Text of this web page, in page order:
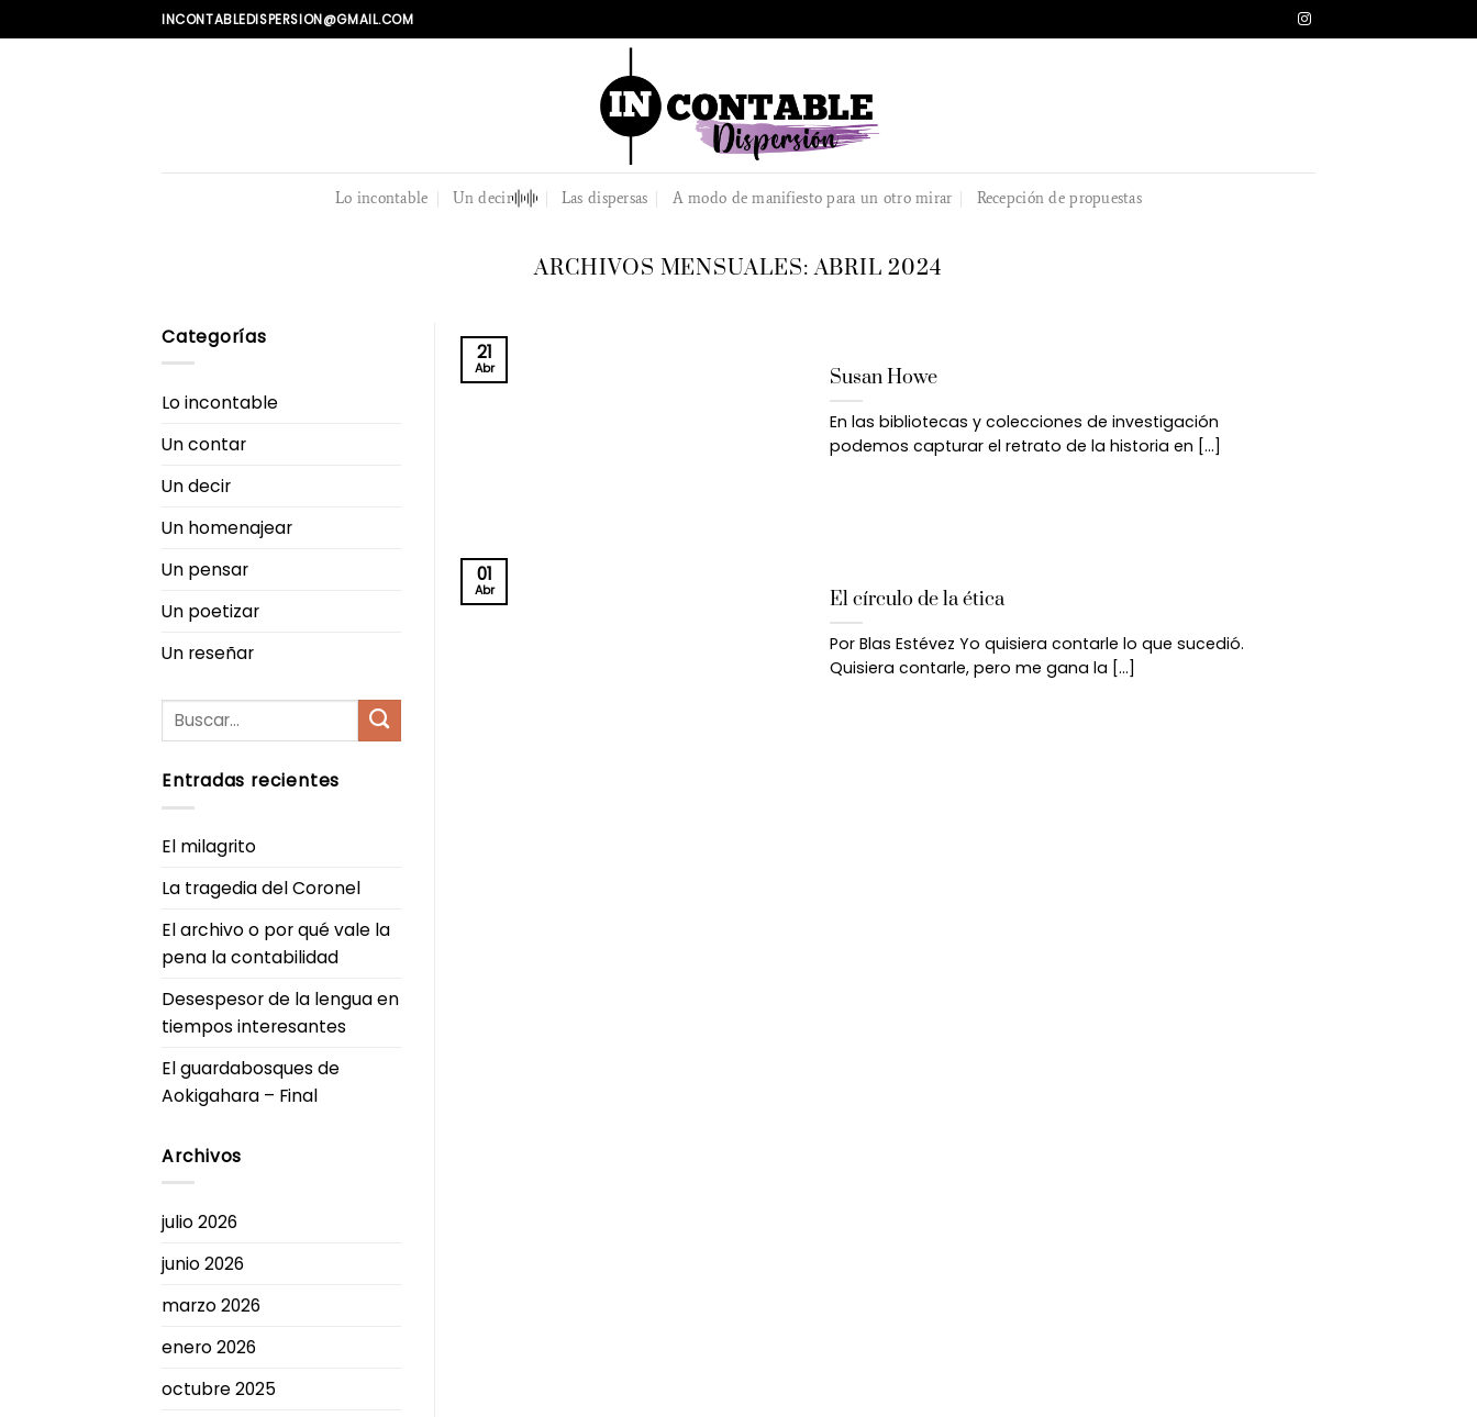
to
INCONTABLEDISPERSION@GMAIL.COM
Lo incontable Un decir Las dispersas A modo de manifiesto para un otro mirar Recepción de propuestas
ARCHIVOS MENSUALES:ABRIL 2024
Categorías
Lo incontable
Un contar
Un decir
Un homenajear
Un pensar
Un poetizar
Un reseñar
Entradas recientes
El milagrito
La tragedia del Coronel
El archivo o por qué vale la
pena la contabilidad
Desespesor de la lengua en
tiempos interesantes
El guardabosques de
Aokigahara – Final
Archivos
julio 2026
junio 2026
marzo 2026
enero 2026
octubre 2025
Susan Howe
En las bibliotecas y colecciones de investigación
podemos capturar el retrato de la historia en [...]
21
Abr
El círculo de la ética
Por Blas Estévez Yo quisiera contarle lo que sucedió.
Quisiera contarle, pero me gana la [...]
01
Abr